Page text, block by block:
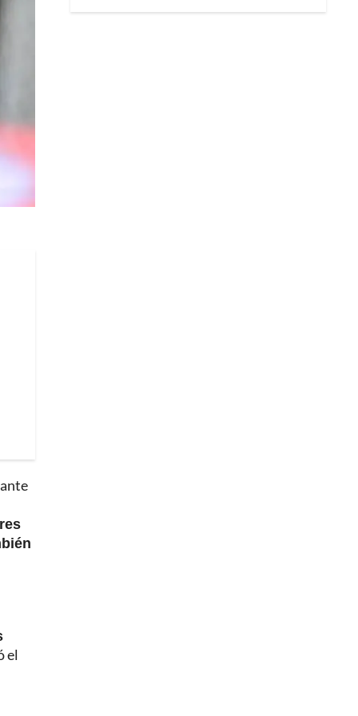
el